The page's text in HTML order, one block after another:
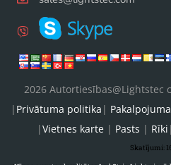
2026 Autortiesības@Lightstec
| Privātuma politika |
|Vietnes karte | Pasts | Rīki |
Skatījumi: